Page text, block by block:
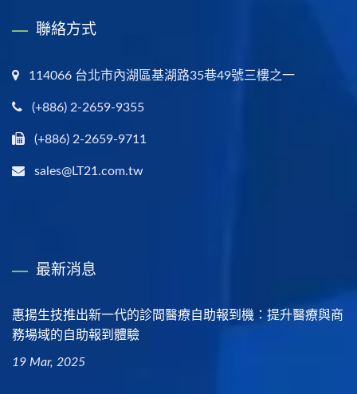
聯絡方式
114066 台北市內湖區基湖路35巷49號三樓之一
(+886) 2-2659-9355
(+886) 2-2659-9711
sales@LT21.com.tw
最新消息
惠揚生技推出新一代的診間醫療自助報到機：提升醫療與商
務場域的自助報到體驗
19 Mar, 2025